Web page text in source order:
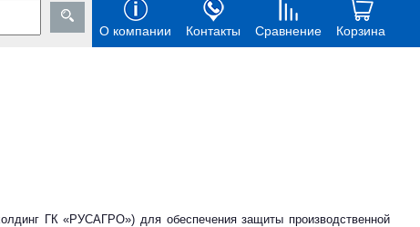
О компании Контакты Сравнение Корзина